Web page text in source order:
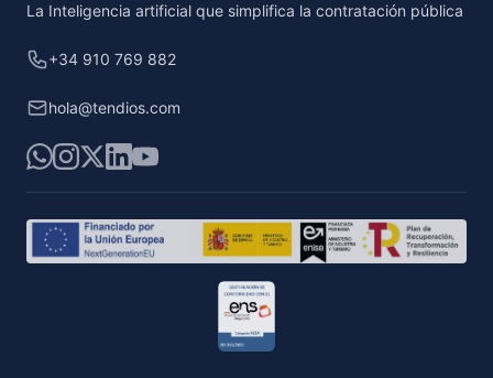
La Inteligencia artificial que simplifica la contratación pública
+34 910 769 882
hola@tendios.com
WhatsApp
Instagram
X LinkedIn
YouTube